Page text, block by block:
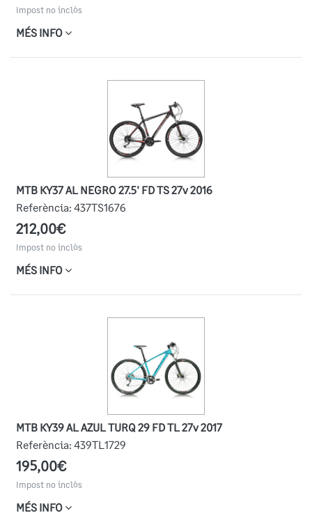
Impost no inclòs
MÉS INFO
MTB KY37 AL NEGRO 27.5' FD TS 27v 2016
Referència: 437TS1676
212,00€
Impost no inclòs
MÉS INFO
MTB KY39 AL AZUL TURQ 29 FD TL 27v 2017
Referència: 439TL1729
195,00€
Impost no inclòs
MÉS INFO